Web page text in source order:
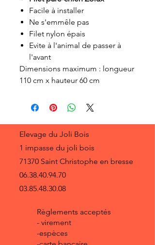
Facile à installer
Ne s'emmêle pas
Filet nylon épais
Evite à l'animal de passer à
l'avant
Dimensions maximum : longueur
110 cm x hauteur 60 cm
Elevage du Joli Bois
1 impasse du joli bois
71370 Saint Christophe en bresse
06.38.40.94.70
03.85.48.30.08
Règlements acceptés
- virement
-espèces